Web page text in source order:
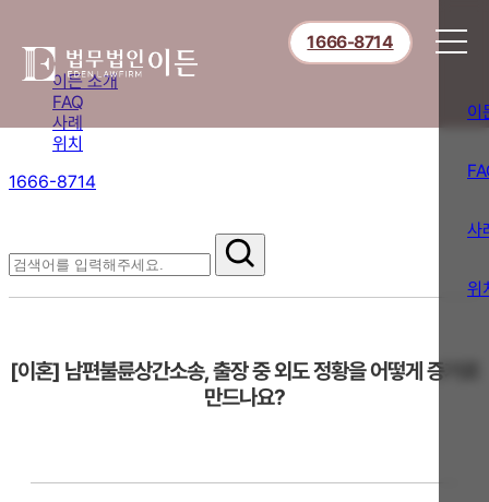
이든 소개
FAQ
사례
위치
1666-8714
1666-8714
이
사
위
[이혼] 남편불륜상간소송, 출장 중 외도 정황을 어떻게 증거로
만드나요?